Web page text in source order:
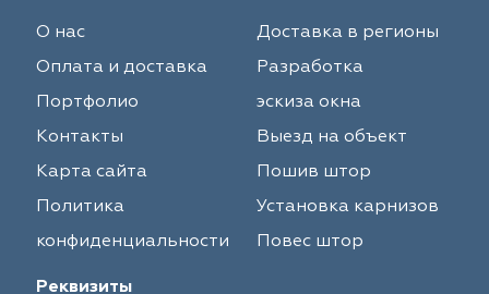
О нас
Оплата и доставка
Портфолио
Контакты
Карта сайта
Политика
конфиденциальности
Доставка в регионы
Разработка
эскиза окна
Выезд на объект
Пошив штор
Установка карнизов
Повес штор
Реквизиты